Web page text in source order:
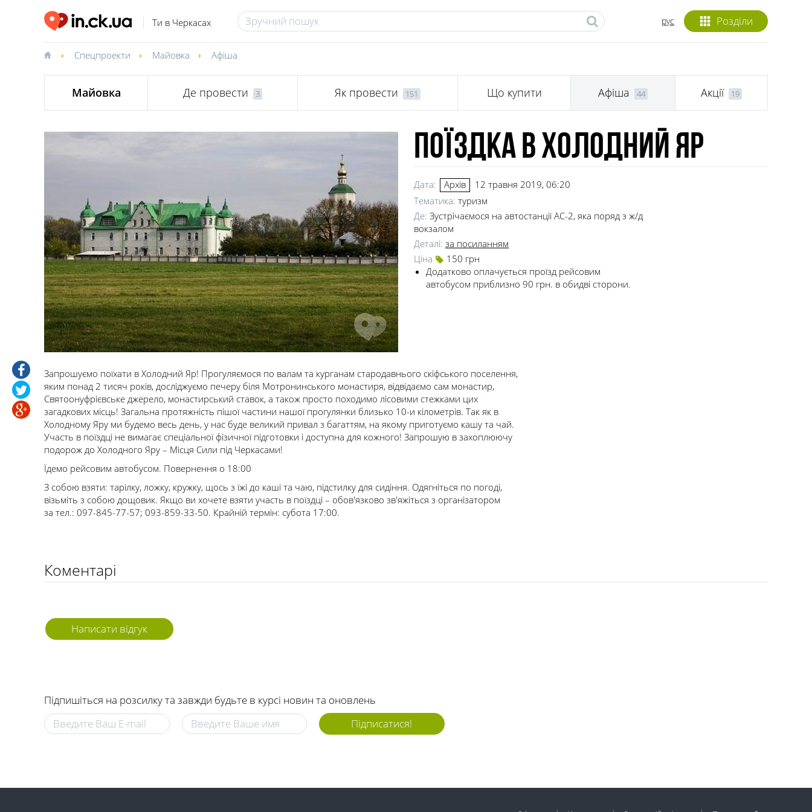
Ти в Черкасах Розділи
рус
Спецпроекти Майовка Афіша
Майовка Де провести 3 Як провести 151 Що купити Афіша 44 Акції 19
Поїздка в Холодний Яр
Дата: Архів
12 травня 2019, 06:20
Тематика: туризм
Де: Зустрічаємося на автостанції АС-2, яка поряд з ж/д
вокзалом
Деталі: за посиланням
Ціна
150 грн
Додатково оплачується проїзд рейсовим
автобусом приблизно 90 грн. в обидві сторони.
Запрошуємо поїхати в Холодний Яр! Прогуляємося по валам та курганам стародавнього скіфського поселення,
яким понад 2 тисяч років, досліджуємо печеру біля Мотронинського монастиря, відвідаємо сам монастир,
Святоонуфрієвське джерело, монастирський ставок, а також просто походимо лісовими стежками цих
загадкових місць! Загальна протяжність пішої частини нашої прогулянки близько 10-и кілометрів. Так як в
Холодному Яру ми будемо весь день, у нас буде великий привал з багаттям, на якому приготуємо кашу та чай.
Участь в поїздці не вимагає спеціальної фізичної підготовки і доступна для кожного! Запрошую в захоплюючу
подорож до Холодного Яру – Місця Сили під Черкасами!
Їдемо рейсовим автобусом. Повернення о 18:00
З собою взяти: тарілку, ложку, кружку, щось з їжі до каші та чаю, підстилку для сидіння. Одягніться по погоді,
візьміть з собою дощовик. Якщо ви хочете взяти участь в поїздці – обов'язково зв'яжіться з організатором
за тел.: 097-845-77-57; 093-859-33-50. Крайній термін: субота 17:00.
Коментарі
Написати відгук
Підпишіться на розсилку та завжди будьте в курсі новин та оновлень
Підписатися!